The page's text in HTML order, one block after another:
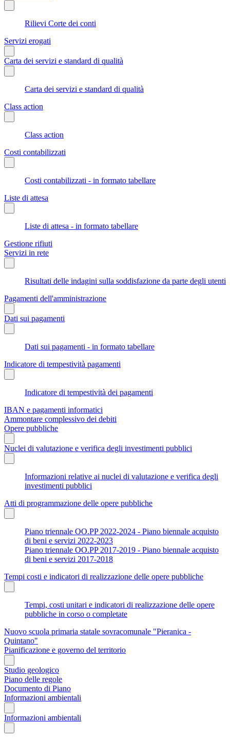
Rilievi Corte dei conti
Servizi erogati
Carta dei servizi e standard di qualità
Carta dei servizi e standard di qualità
Class action
Class action
Costi contabilizzati
Costi contabilizzati - in formato tabellare
Liste di attesa
Liste di attesa - in formato tabellare
Gestione rifiuti
Servizi in rete
Risultati delle indagini sulla soddisfazione da parte degli utenti
Pagamenti dell'amministrazione
Dati sui pagamenti
Dati sui pagamenti - in formato tabellare
Indicatore di tempestività pagamenti
Indicatore di tempestività dei pagamenti
IBAN e pagamenti informatici
Ammontare complessivo dei debiti
Opere pubbliche
Nuclei di valutazione e verifica degli investimenti pubblici
Informazioni relative ai nuclei di valutazione e verifica degli
investimenti pubblici
Atti di programmazione delle opere pubbliche
Piano triennale OO.PP 2022-2024 - Piano biennale acquisto
di beni e servizi 2022-2023
Piano triennale OO.PP 2017-2019 - Piano biennale acquisto
di beni e servizi 2017-2018
Tempi costi e indicatori di realizzazione delle opere pubbliche
Tempi, costi unitari e indicatori di realizzazione delle opere
pubbliche in corso o completate
Nuovo scuola primaria statale sovracomunale "Pieranica -
Quintano"
Pianificazione e governo del territorio
Studio geologico
Piano delle regole
Documento di Piano
Informazioni ambientali
Informazioni ambientali